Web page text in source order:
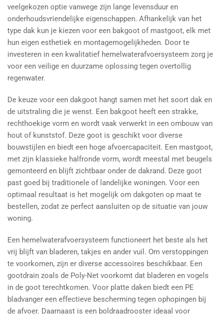
veelgekozen optie vanwege zijn lange levensduur en
onderhoudsvriendelijke eigenschappen. Afhankelijk van het
type dak kun je kiezen voor een bakgoot of mastgoot, elk met
hun eigen esthetiek en montagemogelijkheden. Door te
investeren in een kwalitatief hemelwaterafvoersysteem zorg je
voor een veilige en duurzame oplossing tegen overtollig
regenwater.
De keuze voor een dakgoot hangt samen met het soort dak en
de uitstraling die je wenst. Een bakgoot heeft een strakke,
rechthoekige vorm en wordt vaak verwerkt in een ombouw van
hout of kunststof. Deze goot is geschikt voor diverse
bouwstijlen en biedt een hoge afvoercapaciteit. Een mastgoot,
met zijn klassieke halfronde vorm, wordt meestal met beugels
gemonteerd en blijft zichtbaar onder de dakrand. Deze goot
past goed bij traditionele of landelijke woningen. Voor een
optimaal resultaat is het mogelijk om dakgoten op maat te
bestellen, zodat ze perfect aansluiten op de situatie van jouw
woning.
Een hemelwaterafvoersysteem functioneert het beste als het
vrij blijft van bladeren, takjes en ander vuil. Om verstoppingen
te voorkomen, zijn er diverse accessoires beschikbaar. Een
gootdrain zoals de Poly-Net voorkomt dat bladeren en vogels
in de goot terechtkomen. Voor platte daken biedt een PE
bladvanger een effectieve bescherming tegen ophopingen bij
de afvoer. Daarnaast is een boldraadrooster ideaal voor